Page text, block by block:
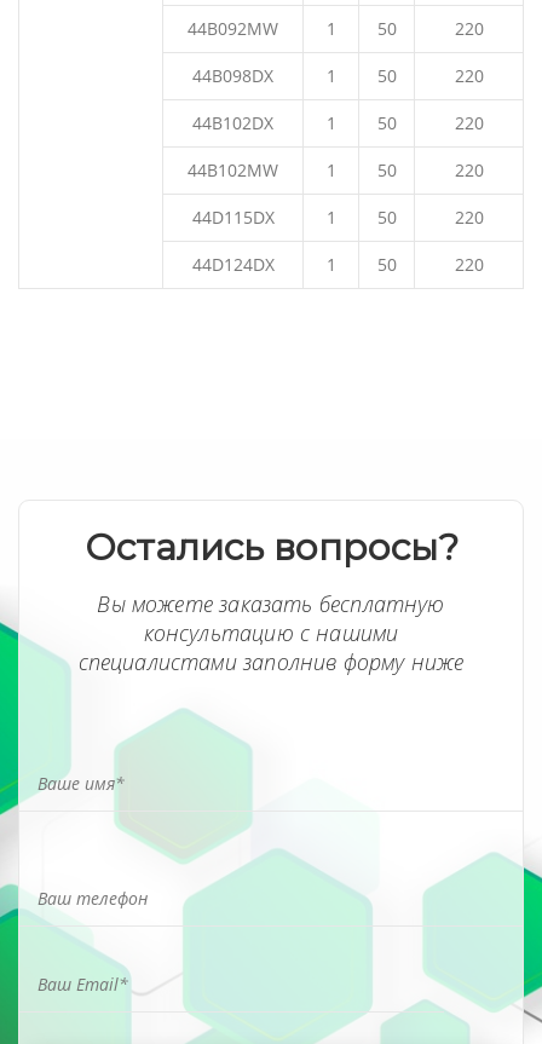
44B092MW 1 50 220
44B098DX 1 50 220
44B102DX 1 50 220
44B102MW 1 50 220
44D115DX 1 50 220
44D124DX 1 50 220
Остались вопросы?
Вы можете заказать бесплатную
консультацию с нашими
специалистами заполнив форму ниже